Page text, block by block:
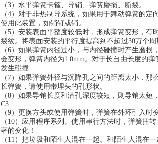
（3）水平弹簧卡箍、导销、弹簧磨损、断裂。
（4）对于非热制导系统，如果用于舞动弹簧的
使用此装置，如销钉或销。
（5）安装表面平整度较低时，形成弹簧变形，有
裂纹。将表面安装的平行度提高到不超过30万个周
（6）如果弹簧内径过小，与内径碰撞时产生磨损
会变形，弹簧内径为1.0mm。对于长自由长度的
发生碰撞
（ 7）如果弹簧外径与沉降孔之间的距离太小，
长弹簧，请使用带埋头的孔形状。
（8）如果导销长度和潜孔深度较短，则导销太短
C3
（9）更换方头或使用弹簧时，弹簧在外环引入时
（10）应用程序系列。使用串行方法时，弹簧扭
著的变化！
（ 11 ）把垃圾和陌生人混在一起。和陌生人混在